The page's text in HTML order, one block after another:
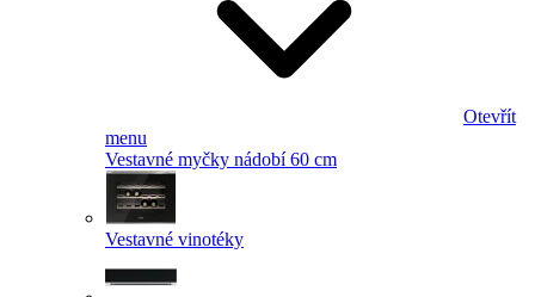
Otevřít
menu
Vestavné myčky nádobí 60 cm
Vestavné vinotéky